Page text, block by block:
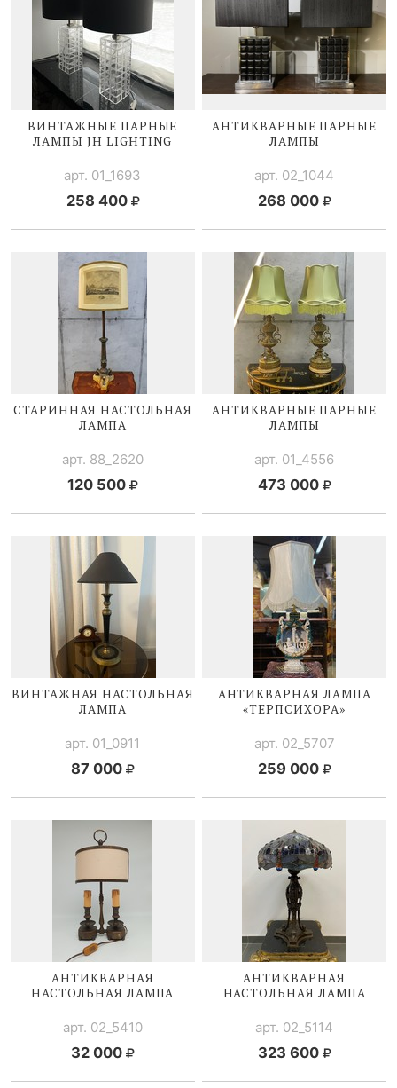
ВИНТАЖНЫЕ ПАРНЫЕ
ЛАМПЫ JH LIGHTING
арт. 01_1693
258 400
АНТИКВАРНЫЕ ПАРНЫЕ
ЛАМПЫ
арт. 02_1044
268 000
СТАРИННАЯ НАСТОЛЬНАЯ
ЛАМПА
арт. 88_2620
120 500
АНТИКВАРНЫЕ ПАРНЫЕ
ЛАМПЫ
арт. 01_4556
473 000
ВИНТАЖНАЯ НАСТОЛЬНАЯ
ЛАМПА
арт. 01_0911
87 000
АНТИКВАРНАЯ ЛАМПА
«ТЕРПСИХОРА»
арт. 02_5707
259 000
АНТИКВАРНАЯ
НАСТОЛЬНАЯ ЛАМПА
арт. 02_5410
32 000
АНТИКВАРНАЯ
НАСТОЛЬНАЯ ЛАМПА
арт. 02_5114
323 600